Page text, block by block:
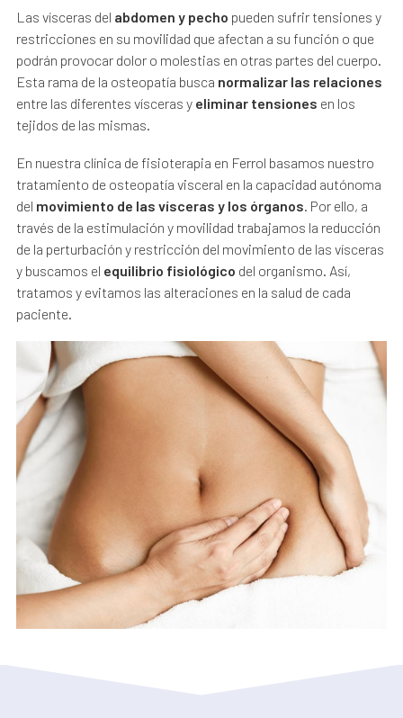
Las vísceras del abdomen y pecho pueden sufrir tensiones y
restricciones en su movilidad que afectan a su función o que
podrán provocar dolor o molestias en otras partes del cuerpo.
Esta rama de la osteopatía busca normalizar las relaciones
entre las diferentes vísceras y eliminar tensiones en los
tejidos de las mismas.
En nuestra clínica de fisioterapia en Ferrol basamos nuestro
tratamiento de osteopatía visceral en la capacidad autónoma
del movimiento de las vísceras y los órganos. Por ello, a
través de la estimulación y movilidad trabajamos la reducción
de la perturbación y restricción del movimiento de las vísceras
y buscamos el equilibrio fisiológico del organismo. Así,
tratamos y evitamos las alteraciones en la salud de cada
paciente.